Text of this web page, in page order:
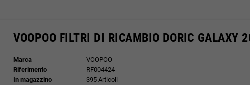
VOOPOO FILTRI DI RICAMBIO DORIC GALAXY
Marca
VOOPOO
Riferimento
RF004424
In magazzino
395 Articoli